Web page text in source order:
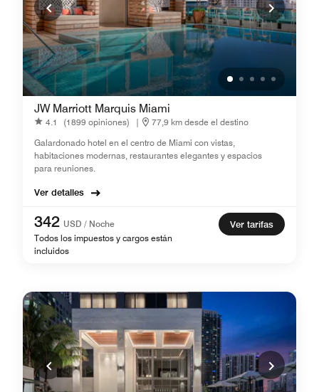
JW Marriott Marquis Miami
4.1 (1899 opiniones) |
77,9 km desde el destino
Galardonado hotel en el centro de Miami con vistas,
habitaciones modernas, restaurantes elegantes y espacios
para reuniones.
Ver detalles
342 USD / Noche
Todos los impuestos y cargos están
incluidos
Ver tarifas